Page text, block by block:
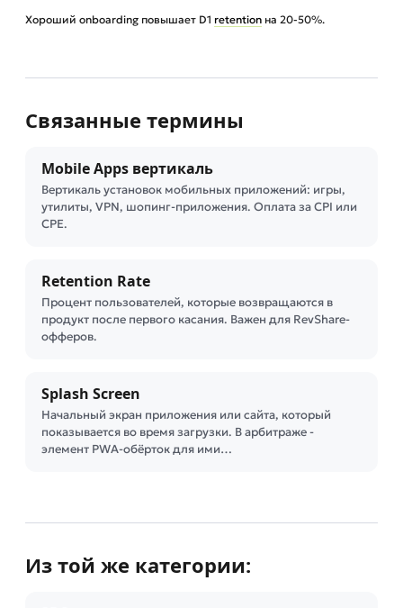
Хороший onboarding повышает D1 retention на 20-50%.
Связанные термины
Mobile Apps вертикаль
Вертикаль установок мобильных приложений: игры,
утилиты, VPN, шопинг-приложения. Оплата за CPI или
CPE.
Retention Rate
Процент пользователей, которые возвращаются в
продукт после первого касания. Важен для RevShare-
офферов.
Splash Screen
Начальный экран приложения или сайта, который
показывается во время загрузки. В арбитраже -
элемент PWA-обёрток для ими…
Из той же категории: